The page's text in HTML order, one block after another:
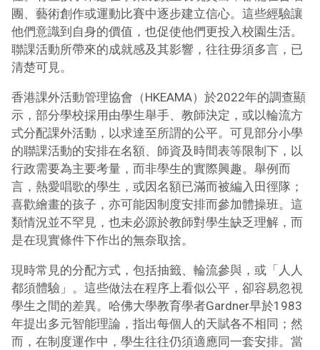
團、藝術創作或運動比賽中逐步建立信心。這些經驗讓
他們意識到自身的價值，也促使他們更投入校園生活。
聯課活動所帶來的成就感及其影響，往往毋須多言，已
清楚可見。
香港課外活動管理協會（HKEAMA）於2022年的調查顯
示，部分學校採用由學生舉手、教師決定，或以輪流方
式分配課外活動，以求達至所謂的公平。可見部分小學
的聯課活動的安排在名額、師資及時間表等限制下，以
行政需要為主要考量，而非學生的實際興趣。舉例而
言，熱愛唱歌的學生，或因名額已滿而被編入田徑隊；
喜歡繪畫的孩子，亦可能因制度安排而參加體操班。這
類情況並不罕見，也未必源於教師對學生缺乏理解，而
是在現實條件下作出的無奈取捨。
現時常見的分配方式，包括抽籤、輪流參與，或「人人
都須體驗」。這些做法在程序上看似公平，卻容易忽視
學生之間的差異。哈佛大學教育學者Gardner早於1983
年提出多元智能理論，指出每個人的天賦各不相同；然
而，在制度運作中，學生往往仍須適應同一套安排。當